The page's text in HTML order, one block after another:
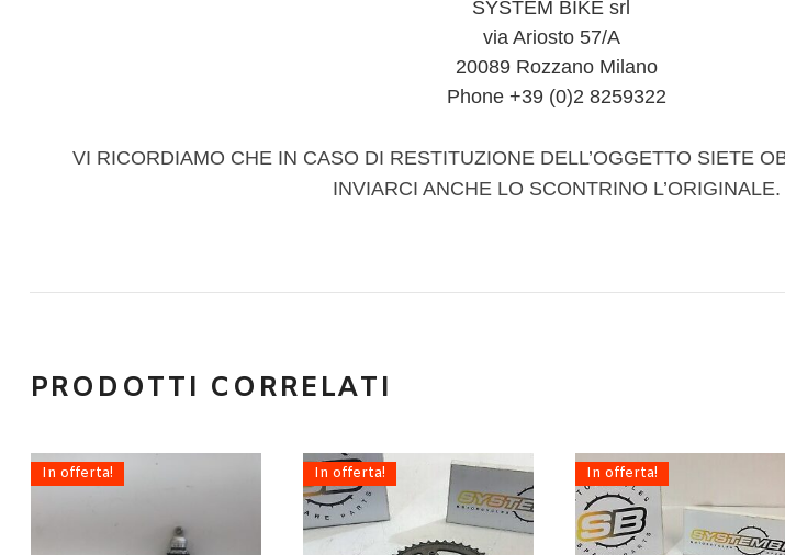
SYSTEM BIKE srl
via Ariosto 57/A
20089 Rozzano Milano
Phone +39 (0)2 8259322
VI RICORDIAMO CHE IN CASO DI RESTITUZIONE DELL’OGGETTO SIETE
INVIARCI ANCHE LO SCONTRINO L’ORIGINALE.
PRODOTTI CORRELATI
In offerta! In offerta! In offerta!